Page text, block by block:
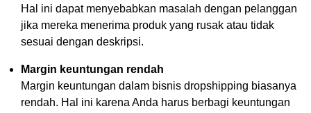
Hal ini dapat menyebabkan masalah dengan pelanggan
jika mereka menerima produk yang rusak atau tidak
sesuai dengan deskripsi.
Margin keuntungan rendah
Margin keuntungan dalam bisnis dropshipping biasanya
rendah. Hal ini karena Anda harus berbagi keuntungan